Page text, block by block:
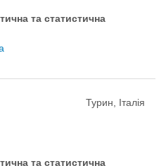
та статистичнa
Турин, Італія
та статистичнa